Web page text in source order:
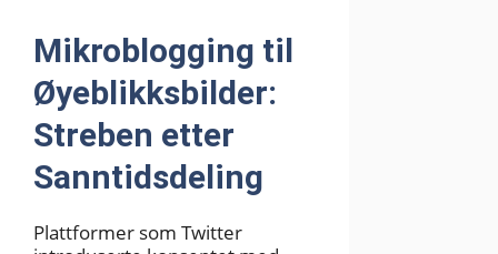
Mikroblogging til
Øyeblikksbilder:
Streben etter
Sanntidsdeling
Plattformer som Twitter